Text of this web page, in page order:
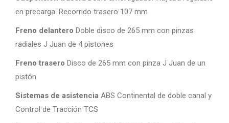
en precarga. Recorrido trasero 107 mm
Freno delantero Doble disco de 265 mm con pinzas
radiales J Juan de 4 pistones
Freno trasero Disco de 265 mm con pinza J Juan de un
pistón
Sistemas de asistencia ABS Continental de doble canal y
Control de Tracción TCS